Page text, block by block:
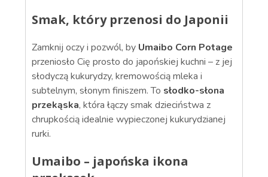
Smak, który przenosi do Japonii
Zamknij oczy i pozwól, by Umaibo Corn Potage
przeniosło Cię prosto do japońskiej kuchni – z jej
słodyczą kukurydzy, kremowością mleka i
subtelnym, słonym finiszem. To słodko-słona
przekąska, która łączy smak dzieciństwa z
chrupkością idealnie wypieczonej kukurydzianej
rurki.
Umaibo – japońska ikona